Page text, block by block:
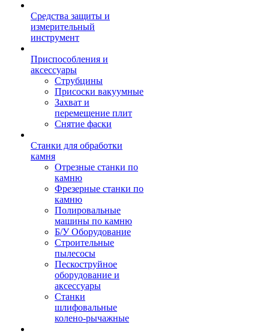
Средства защиты и
измерительный
инструмент
Приспособления и
аксессуары
Струбцины
Присоски вакуумные
Захват и
перемещение плит
Снятие фаски
Станки для обработки
камня
Отрезные станки по
камню
Фрезерные станки по
камню
Полировальные
машины по камню
Б/У Оборудование
Строительные
пылесосы
Пескоструйное
оборудование и
аксессуары
Станки
шлифовальные
колено-рычажные